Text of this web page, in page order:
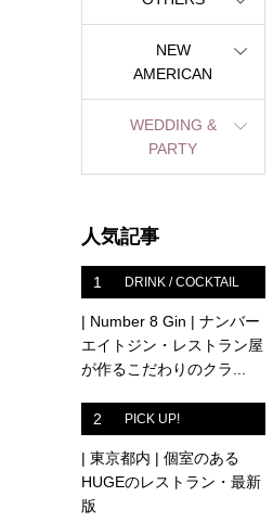
NEW
AMERICAN
WEDDING &
PARTY
人気記事
1 DRINK / COCKTAIL
| Number 8 Gin | ナンバー
エイトジン・レストラン屋
が作るこだわりのクラ...
2 PICK UP!
| 東京都内 | 個室のある
HUGEのレストラン・最新
版